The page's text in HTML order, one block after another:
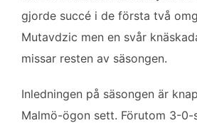
gjorde succé i de första två
Mutavdzic men en svår
missar resten av säsongen.
Inledningen på säsongen är
Malmö-ögon sett. Förutom 3-0-